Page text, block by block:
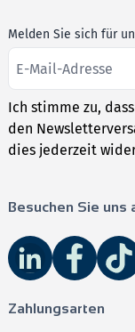
➡️Jetzt
AbiturSkript
Analysis:
ihre
Stammfunktion
Melden Sie sich für
Ich stimme zu,
den
dies jederzeit
Besuchen Sie uns
Zahlungsarten